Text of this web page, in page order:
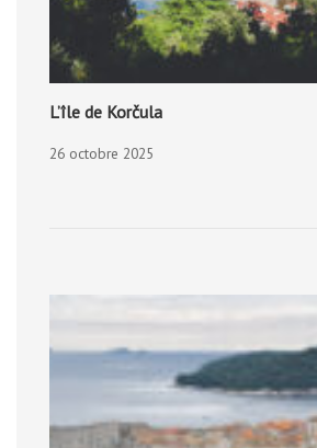
L’île de Korčula
26 octobre 2025